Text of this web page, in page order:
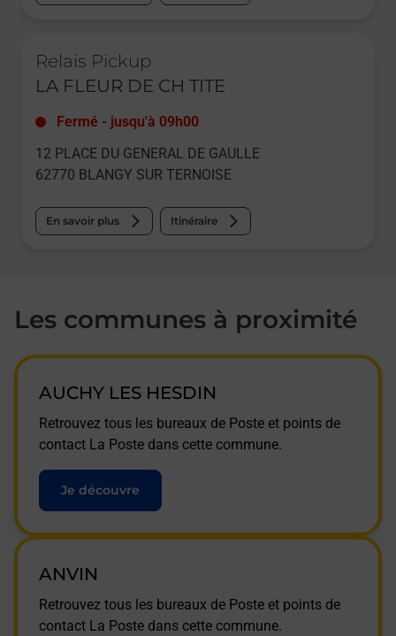
Relais Pickup
LA FLEUR DE CH TITE
Fermé - jusqu'à 09h00
12 PLACE DU GENERAL DE GAULLE
62770 BLANGY SUR TERNOISE
En savoir plus Itinéraire
Les communes à proximité
AUCHY LES HESDIN
Retrouvez tous les bureaux de Poste et points de
contact La Poste dans cette commune.
Je découvre
ANVIN
Retrouvez tous les bureaux de Poste et points de
contact La Poste dans cette commune.